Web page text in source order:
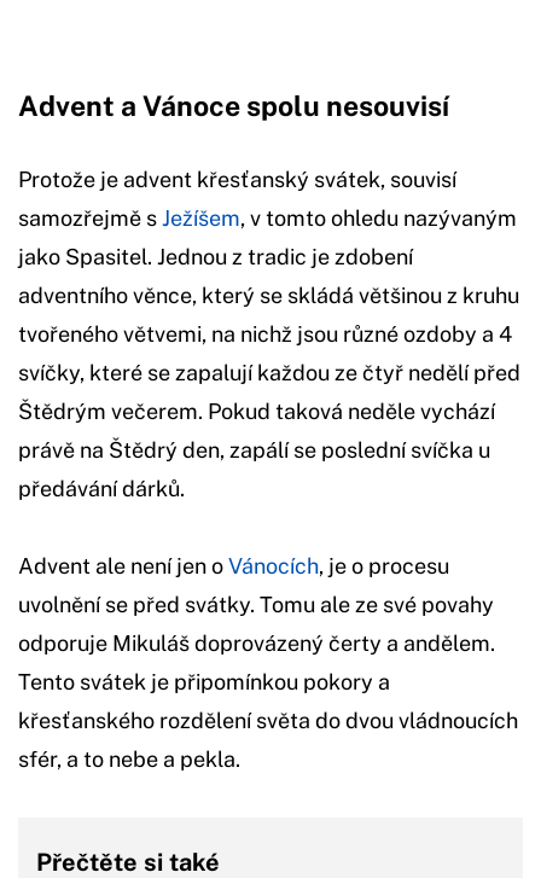
Advent a Vánoce spolu nesouvisí
Protože je advent křesťanský svátek, souvisí
samozřejmě sJežíšem, v tomto ohledu nazývaným
jako Spasitel. Jednou z tradic je zdobení
adventního věnce, který se skládá většinou z kruhu
tvořeného větvemi, na nichž jsou různé ozdoby a 4
svíčky, které se zapalují každou ze čtyř nedělí před
Štědrým večerem. Pokud taková neděle vychází
právě na Štědrý den, zapálí se poslední svíčka u
předávání dárků.
Advent ale není jen oVánocích, je o procesu
uvolnění se před svátky. Tomu ale ze své povahy
odporuje Mikuláš doprovázený čerty a andělem.
Tento svátek je připomínkou pokory a
křesťanského rozdělení světa do dvou vládnoucích
sfér, a to nebe a pekla.
Přečtěte si také